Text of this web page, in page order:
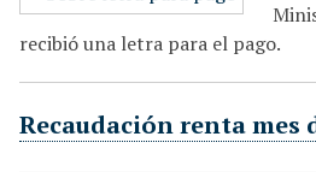
recibió una letra para el pago.
Recaudación renta mes